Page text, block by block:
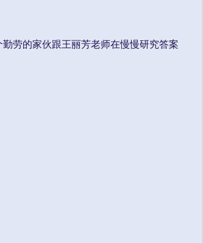
劳的家伙跟王丽芳老师在慢慢研究答案